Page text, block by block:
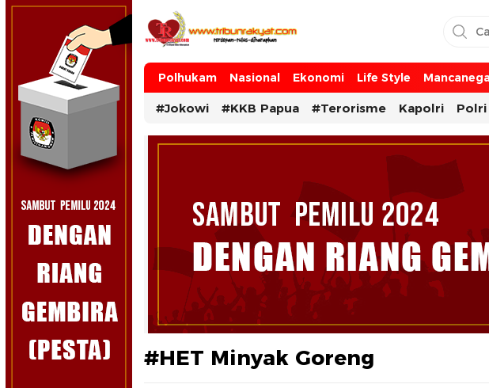
Tribun Rakyat
Tulus – Terdepan – Diharapkan
Polhukam Nasional Ekonomi Life Style
#Jokowi #KKB Papua #Terorisme Kapolri Polri
#HET Minyak Goreng